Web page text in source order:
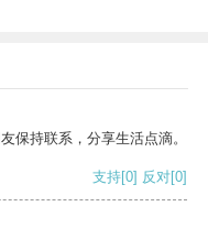
保持联系，分享生活点滴。
支持[0] 反对[0]